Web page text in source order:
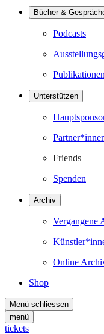
Bücher &
Podcasts
Publikationen
Unterstützen
Friends
Spenden
Archiv
Vergangene
Online
Shop
Menü schliessen
menü
tickets